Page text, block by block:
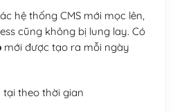
hệ thống CMS mới mọc lên,
cũng không bị lung lay. Có
mới được tạo ra mỗi ngày
theo thời gian